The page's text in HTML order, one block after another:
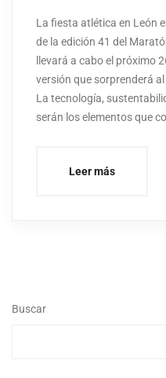
La fiesta atlética en León
de la edición 41 del
llevará a cabo el próximo
versión que sorprenderá
La tecnología,
serán los elementos que
Leer más
Buscar